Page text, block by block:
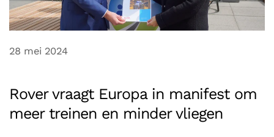
28 mei 2024
Rover vraagt Europa in manifest om
meer treinen en minder vliegen